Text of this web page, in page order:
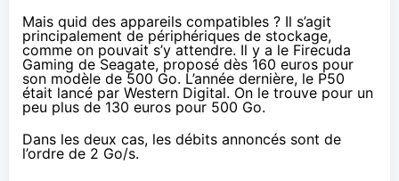
Mais quid des appareils compatibles ? Il s’agit
principalement de périphériques de stockage,
comme on pouvait s’y attendre. Il y a le Firecuda
Gaming de Seagate, proposé dès 160 euros pour
son modèle de 500 Go. L’année dernière, le P50
était lancé par Western Digital. On le trouve pour un
peu plus de 130 euros pour 500 Go.
Dans les deux cas, les débits annoncés sont de
l’ordre de 2 Go/s.